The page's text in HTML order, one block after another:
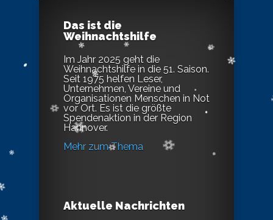
Das ist die
Weihnachtshilfe
Im Jahr 2025 geht die
Weihnachtshilfe in die 51. Saison.
Seit 1975 helfen Leser,
Unternehmen, Vereine und
Organisationen Menschen in Not
vor Ort. Es ist die größte
Spendenaktion in der Region
Hannover.
Mehr zum Thema
Aktuelle Nachrichten